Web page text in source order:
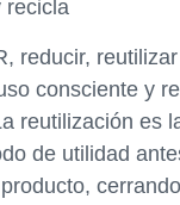
recicla
reducir,
consciente y
reutilización es
de utilidad